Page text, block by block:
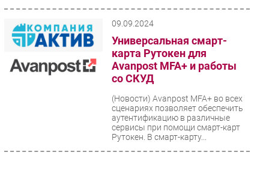
Гаджеты
Здоровье
РАЗДЕЛЫ
Проекты
09.09.2024
Универсальная смарт-
карта Рутокен для
Avanpost MFA+ и работы
со СКУД
(Новости) Avanpost MFA+ во всех
сценариях позволяет обеспечить
аутентификацию в различные
сервисы при помощи смарт-карт
Рутокен. В смарт-карту...